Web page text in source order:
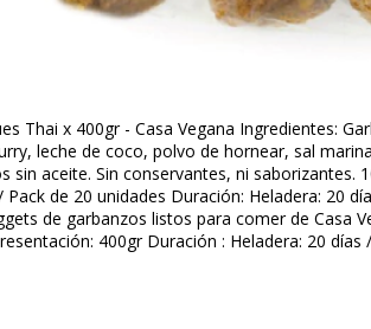
Thai x 400gr - Casa Vegana Ingredientes:
leche de coco, polvo de hornear, sal
sin aceite. Sin conservantes, ni saborizantes.
de 20 unidades Duración: Heladera: 20
de garbanzos listos para comer de Casa
400gr Duración : Heladera: 20 días